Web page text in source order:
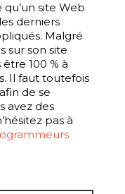
site Web
derniers
Malgré
sur son site
100 % à
Il faut toutefois
de se
avez des
pas à